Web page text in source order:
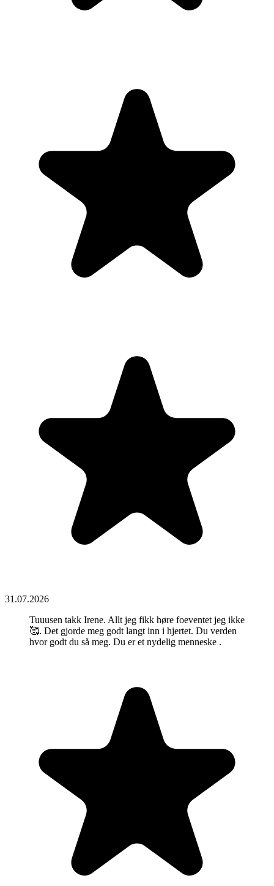
31.07.2026
Tuuusen takk Irene. Allt jeg fikk høre foeventet jeg ikke
🥰. Det gjorde meg godt langt inn i hjertet. Du verden
hvor godt du så meg. Du er et nydelig menneske .